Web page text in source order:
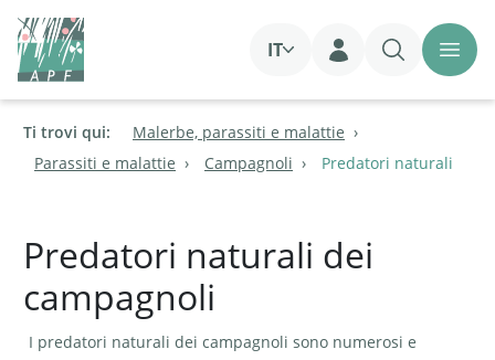
IT
Login
Ti trovi qui:
Malerbe, parassiti e malattie
Parassiti e malattie
Campagnoli Predatori naturali
Predatori naturali dei
campagnoli
I predatori naturali dei campagnoli sono numerosi e